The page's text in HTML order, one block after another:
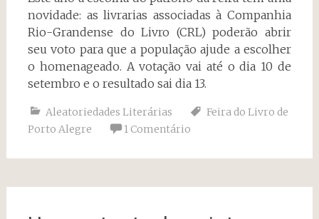
novidade: as livrarias associadas à Companhia
Rio-Grandense do Livro (CRL) poderão abrir
seu voto para que a população ajude a escolher
o homenageado. A votação vai até o dia 10 de
setembro e o resultado sai dia 13.
Aleatoriedades Literárias
Feira do Livro de
Porto Alegre
1 Comentário